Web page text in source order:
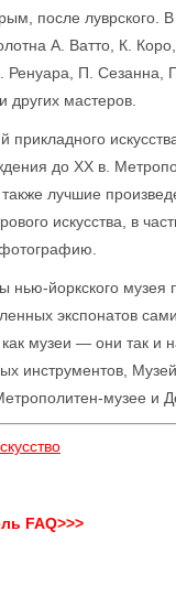
после луврского.
А. Ватто, К.
П. Сезанна,
других мастеров.
прикладного
до XX в.
лучшие
искусства, в
нью-йоркского музея
экспонатов
как музеи — они так и
инструментов, Музей
музее и
FAQ>>>